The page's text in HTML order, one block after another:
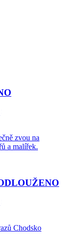
zvou na
a malířek.
Chodsko